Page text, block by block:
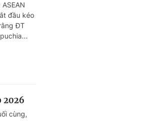
đầu kéo
ĐT
2026
cùng,